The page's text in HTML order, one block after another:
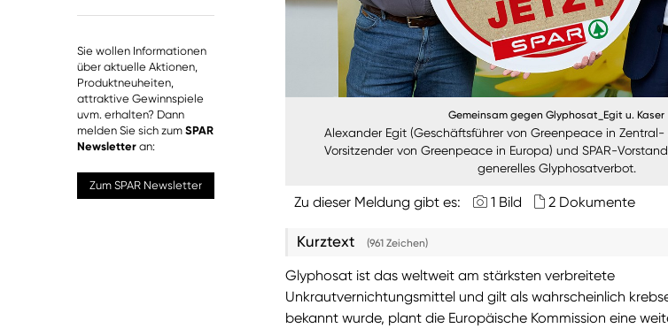
Sie wollen Informationen
über aktuelle Aktionen,
Produktneuheiten,
attraktive Gewinnspiele
uvm. erhalten? Dann
melden Sie sich zum SPAR
Newsletter an:
Zum SPAR Newsletter
Gemeinsam gegen Glyphosat_Egit u. Kaser
Alexander Egit (Geschäftsführer von Greenpeace in
Vorsitzender von Greenpeace in Europa) und SPAR-
generelles Glyphosatverbot.
Zu dieser Meldung gibt es: 1 Bild 2 Dokumente
Kurztext (961 Zeichen)
Glyphosat ist das weltweit am stärksten verbreitete
Unkrautvernichtungsmittel und gilt als wahrscheinlich
bekannt wurde, plant die Europäische Kommission eine